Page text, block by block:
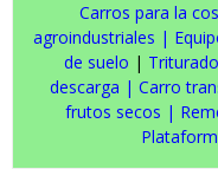
Carros para la
agroindustriales |
de suelo |
descarga | Carro
frutos secos |